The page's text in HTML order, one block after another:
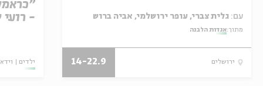
עם:
מתוך:אגדות הלבנה
ירושלים 14-22.9
- רועי
ילדים